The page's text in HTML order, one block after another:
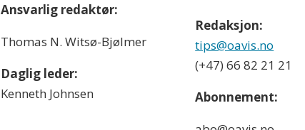
Ansvarlig redaktør:
Thomas N. Witsø-Bjølmer
Daglig leder:
Kenneth Johnsen
Redaksjon:
tips@oavis.no
(+47) 66 82 21 21
Abonnement: